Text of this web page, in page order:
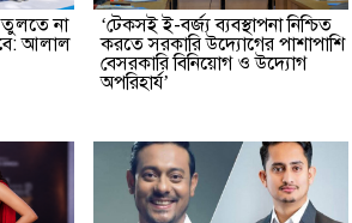
তুলতে না
আলাল
‘টেকসই ই-বর্জ্য ব্যবস্থাপনা নিশ্চিত
করতে সরকারি উদ্যোগের পাশাপাশি
বেসরকারি বিনিয়োগ ও উদ্যোগ
অপরিহার্য’